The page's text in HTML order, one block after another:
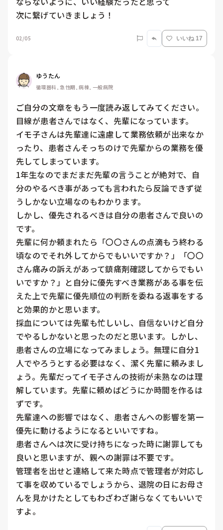
次に繋げていきましょう！
02/05 いいね 17
ゆうたん
循環器科, 急性期, 病棟, 一般病院
ご自分の文章をもう一度読み返してみてください。
目線が患者さんではなく、先輩になっています。
イモ子さんは先輩達に遠慮して業務依頼が出来なか
ったり、患者さんそっちのけで先輩からの業務を優
先してしまっています。
1年生なのでまだまだ先輩の言うことが絶対で、自
分のやるべき事があっても言われたら反論できず従
うしかない立場なのもわかります。
しかし、優先されるべきは自分の患者さんで良いの
です。
先輩に何か頼まれたら「〇〇さんの点滴もう終わる
頃なのでそれ外してからでもいいですか？」「〇〇
さん痛みの訴えがあって鎮痛剤確認してからでもい
いですか？」と自分に優先すべき業務がある事を伝
えた上で先輩に優先順位の判断を委ねる返事をする
と効果的かと思います。
採血については先輩も忙しいし、自信ないけど自分
でやるしかないと思ったのだと思います。しかし、
患者さんの立場になってみましょう。無理に自分1
人でやろうとする必要はなく、潔く先輩に頼みまし
ょう。先輩だってイモ子さんの技術が未熟なのは理
解しています。先輩に頼めばどうにか時間を作るは
ずです。
先輩達への影響ではなく、患者さんへの影響を第一
優先に動けるようになるといいですね。
患者さんへは次に受け持ちになった時に謝罪しても
良いと思いますが、親への謝罪は不要です。
管理者を出せと連絡して来た時点で管理者が対応し
て事を収めているでしょうから、退院の日にお母さ
んを見かけたとしてもわざわざ謝らなくてもいいで
すよ。